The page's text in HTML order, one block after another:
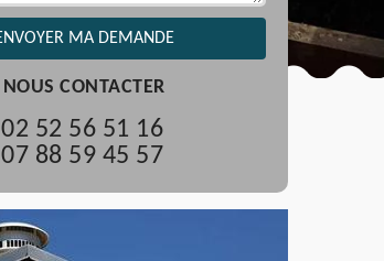
NOUS CONTACTER
02 52 56 51 16
07 88 59 45 57